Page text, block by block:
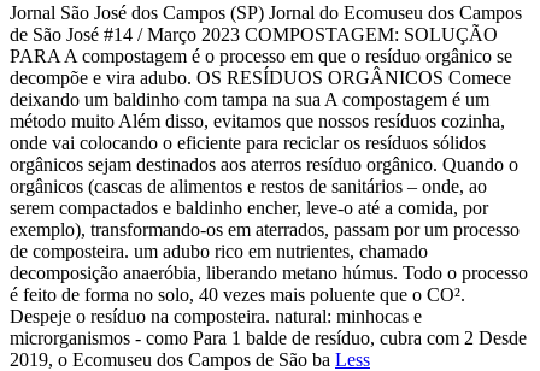
Jornal São José dos Campos (SP) Jornal do Ecomuseu dos Campos
de São José #14 / Março 2023 COMPOSTAGEM: SOLUÇÃO
PARA A compostagem é o processo em que o resíduo orgânico se
decompõe e vira adubo. OS RESÍDUOS ORGÂNICOS Comece
deixando um baldinho com tampa na sua A compostagem é um
método muito Além disso, evitamos que nossos resíduos cozinha,
onde vai colocando o eficiente para reciclar os resíduos sólidos
orgânicos sejam destinados aos aterros resíduo orgânico. Quando o
orgânicos (cascas de alimentos e restos de sanitários – onde, ao
serem compactados e baldinho encher, leve-o até a comida, por
exemplo), transformando-os em aterrados, passam por um processo
de composteira. um adubo rico em nutrientes, chamado
decomposição anaeróbia, liberando metano húmus. Todo o processo
é feito de forma no solo, 40 vezes mais poluente que o CO².
Despeje o resíduo na composteira. natural: minhocas e
microrganismos - como Para 1 balde de resíduo, cubra com 2 Desde
2019, o Ecomuseu dos Campos de São ba Less